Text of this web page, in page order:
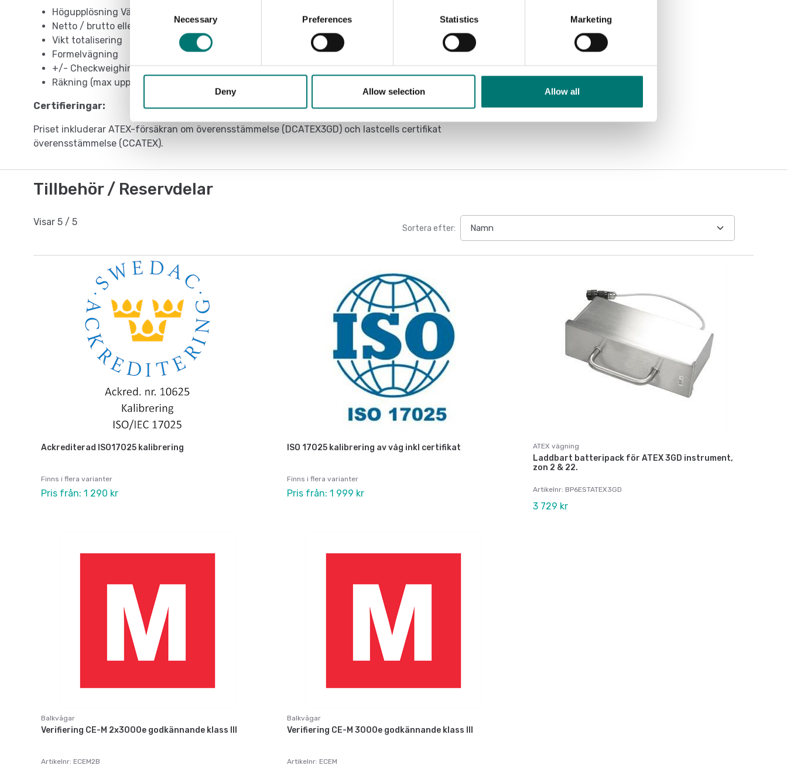
Necessary Preferences Statistics Marketing
Deny Allow selection Allow all
Högupplösning Vägning x 10
Netto / brutto eller lb / kg konvertering
Vikt totalisering
Formelvägning
+/- Checkweighing
Räkning (max upplösning på 1.500.000 divisioner)
Certifieringar:
Priset inkluderar ATEX-försäkran om överensstämmelse (DCATEX3GD) och lastcells certifikat
överensstämmelse (CCATEX).
Tillbehör / Reservdelar
Visar 5 / 5
Sortera efter:
Ackrediterad ISO17025 kalibrering
Finns i flera varianter
Pris från: 1 290 kr
ISO 17025 kalibrering av våg inkl certifikat
Finns i flera varianter
Pris från: 1 999 kr
ATEX vägning
Laddbart batteripack för ATEX 3GD instrument,
zon 2 & 22.
Artikelnr: BP6ESTATEX3GD
3 729 kr
Balkvågar
Verifiering CE-M 2x3000e godkännande klass III
Artikelnr: ECEM2B
Balkvågar
Verifiering CE-M 3000e godkännande klass III
Artikelnr: ECEM